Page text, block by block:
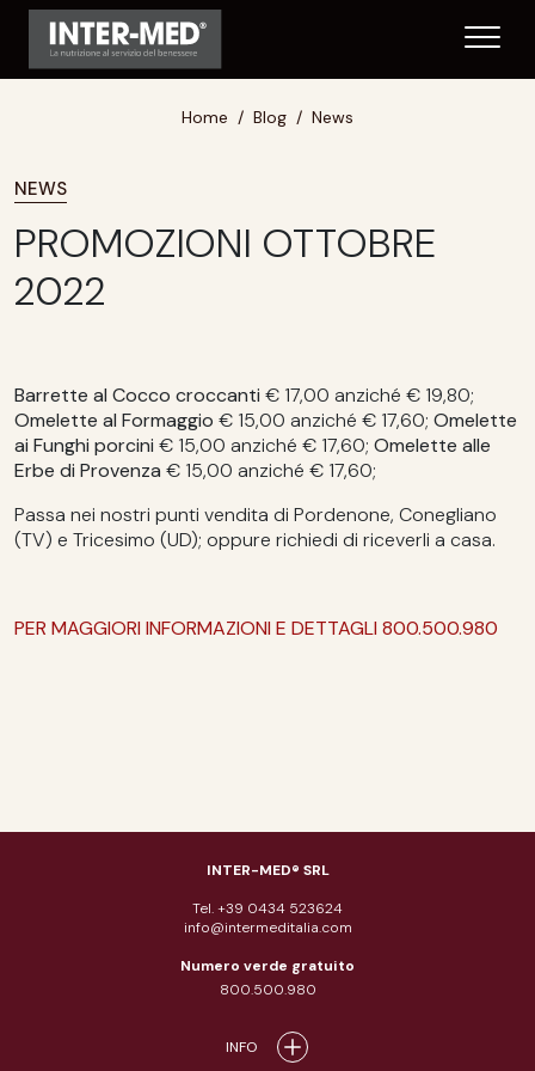
Home Blog News
NEWS
PROMOZIONI OTTOBRE
2022
Barrette al Cocco croccanti € 17,00 anziché € 19,80;
Omelette al Formaggio € 15,00 anziché € 17,60; Omelette
ai Funghi porcini € 15,00 anziché € 17,60; Omelette alle
Erbe di Provenza € 15,00 anziché € 17,60;
Passa nei nostri punti vendita di Pordenone, Conegliano
(TV) e Tricesimo (UD); oppure richiedi di riceverli a casa.
PER MAGGIORI INFORMAZIONI E DETTAGLI 800.500.980
INTER-MED® SRL
Tel. +39 0434 523624
info@intermeditalia.com
Numero verde gratuito
800.500.980
INFO